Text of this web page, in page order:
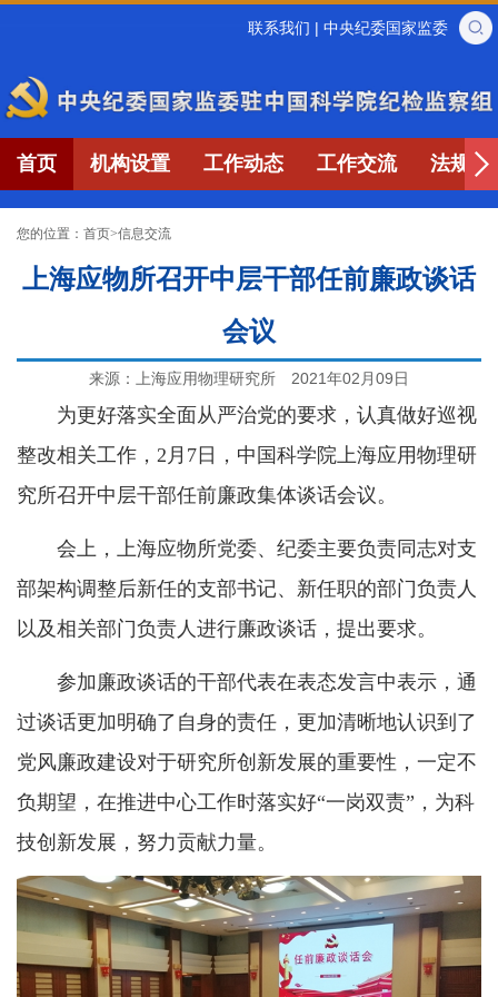
联系我们 | 中央纪委国家监委
首页 机构设置 工作动态 工作交流 法规制
您的位置： 首页>信息交流
上海应物所召开中层干部任前廉政谈话
会议
来源：上海应用物理研究所 2021年02月09日
为更好落实全面从严治党的要求，认真做好巡视
整改相关工作，2月7日，中国科学院上海应用物理研
究所召开中层干部任前廉政集体谈话会议。
会上，上海应物所党委、纪委主要负责同志对支
部架构调整后新任的支部书记、新任职的部门负责人
以及相关部门负责人进行廉政谈话，提出要求。
参加廉政谈话的干部代表在表态发言中表示，通
过谈话更加明确了自身的责任，更加清晰地认识到了
党风廉政建设对于研究所创新发展的重要性，一定不
负期望，在推进中心工作时落实好“一岗双责”，为科
技创新发展，努力贡献力量。